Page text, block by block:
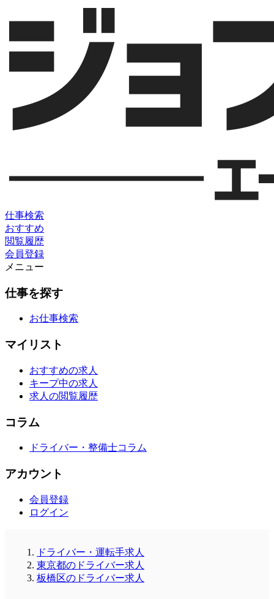
仕事検索
おすすめ
閲覧履歴
会員登録
メニュー
仕事を探す
お仕事検索
マイリスト
おすすめの求人
キープ中の求人
求人の閲覧履歴
コラム
ドライバー・整備士コラム
アカウント
会員登録
ログイン
ドライバー・運転手求人
東京都のドライバー求人
板橋区のドライバー求人